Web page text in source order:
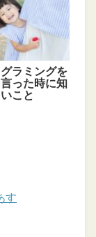
ラミングを
った時に知
こと
す